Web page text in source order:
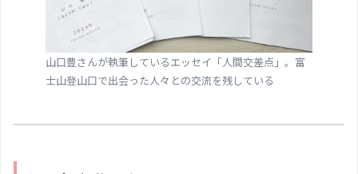
山口豊さんが執筆しているエッセイ「人間交差点」。富
士山登山口で出会った人々との交流を残している